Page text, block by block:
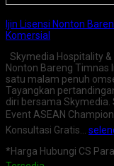
Ijin Lisensi Nonton
Komersial
Skymedia Hospitality &
Nonton Bareng Timnas
satu malam penuh
Tayangkan
diri bersama Skymedia.
Event ASEAN
Konsultasi Gratis…
*Harga Hubungi CS